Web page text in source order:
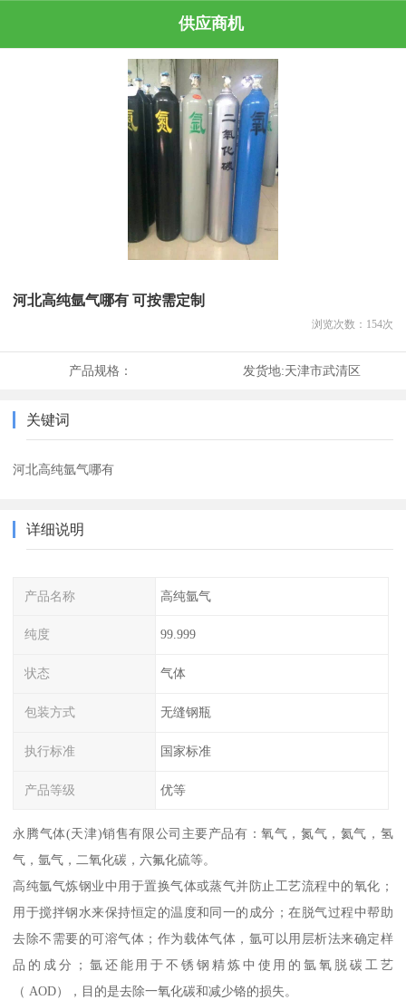
供应商机
河北高纯氩气哪有 可按需定制
浏览次数： 154次
产品规格： 发货地:天津市武清区
关键词
河北高纯氩气哪有
详细说明
产品名称 高纯氩气
纯度 99.999
状态 气体
包装方式 无缝钢瓶
执行标准 国家标准
产品等级 优等
永腾气体(天津)销售有限公司主要产品有：氧气，氮气，氦气，氢
气，氩气，二氧化碳，六氟化硫等。
高纯氩气炼钢业中用于置换气体或蒸气并防止工艺流程中的氧化；
用于搅拌钢水来保持恒定的温度和同一的成分；在脱气过程中帮助
去除不需要的可溶气体；作为载体气体，氩可以用层析法来确定样
品的成分；氩还能用于不锈钢精炼中使用的氩氧脱碳工艺
（ AOD），目的是去除一氧化碳和减少铬的损失。